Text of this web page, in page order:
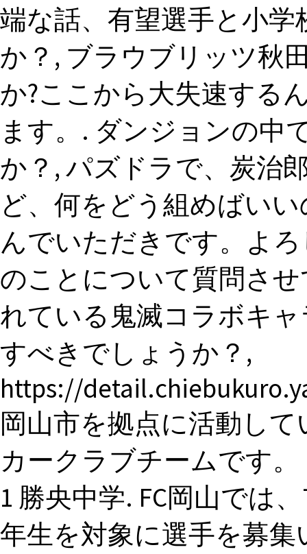
端な話、有望選手と小
か？, ブラウブリッツ秋
か?ここから大失速する
ます。. ダンジョンの中
か？, パズドラで、炭治
ど、何をどう組めばい
んでいただきです。よ
のことについて質問さ
れている鬼滅コラボキ
すべきでしょうか？,
https://
岡山市を拠点に活動し
カークラブチームです
1 勝央中学. FC岡山では
年生を対象に選手を募